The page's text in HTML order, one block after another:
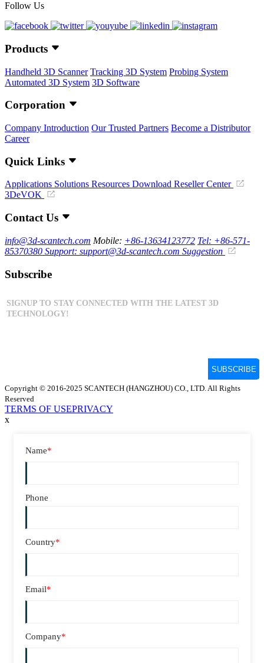
Follow Us
Products
Handheld 3D Scanner Tracking 3D System Probing System
Automated 3D System 3D Software
Corporation
Company Introduction Our Trusted Partners Become a Distributor
Career
Quick Links
Applications Solutions Resources Download Reseller Center
3DeVOK
Contact Us
info@3d-scantech.com Mobile: +86-13634123772 Tel: +86-571-
85370380 Support: support@3d-scantech.com Suggestion
Subscribe
Copyright © 2016-2025 SCANTECH (HANGZHOU) CO., LTD. All Rights
Reserved
TERMS OF USEPRIVACY
x
Name*
Phone
Country*
Email*
Company*